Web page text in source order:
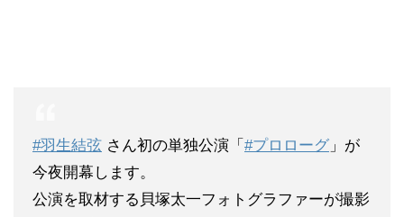
#羽生結弦 さん初の単独公演「 #プロローグ 」が
今夜開幕します。
公演を取材する貝塚太一フォトグラファーが撮影